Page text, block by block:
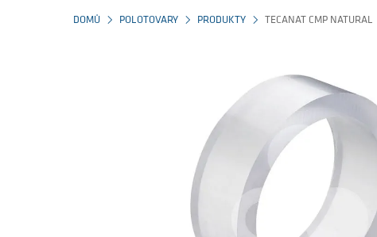
DOMŮ POLOTOVARY PRODUKTY TECANAT CMP NATURAL